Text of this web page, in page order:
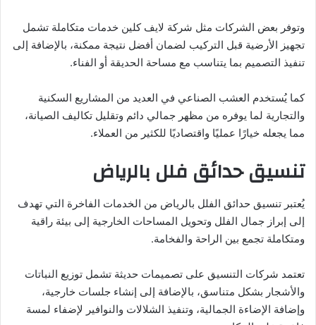
وتوفر بعض الشركات مثل شركة لايف كلين خدمات متكاملة تشمل
تجهيز الأرضية قبل التركيب لضمان أفضل نتيجة ممكنة، بالإضافة إلى
تنفيذ التصميم بما يتناسب مع مساحة الحديقة أو الفناء.
كما يُستخدم العشب الصناعي في العديد من المشاريع السكنية
والتجارية لما يوفره من مظهر جمالي دائم وتقليل تكاليف الصيانة،
مما يجعله خيارًا عمليًا واقتصاديًا للكثير من العملاء.
تنسيق حدائق فلل بالرياض
يُعتبر تنسيق حدائق الفلل بالرياض من الخدمات الفاخرة التي تهدف
إلى إبراز جمال الفلل وتحويل المساحات الخارجية إلى بيئة راقية
ومتكاملة تجمع بين الراحة والفخامة.
تعتمد شركات التنسيق على تصميمات حديثة تشمل توزيع النباتات
والأشجار بشكل متناسق، بالإضافة إلى إنشاء جلسات خارجية،
وإضافة الإضاءة الجمالية، وتنفيذ الشلالات والنوافير لإضفاء لمسة